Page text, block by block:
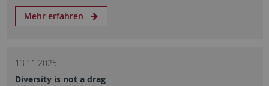
Mehr erfahren
13.11.2025
Diversity is not a drag